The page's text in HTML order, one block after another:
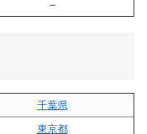
–
千葉県
東京都